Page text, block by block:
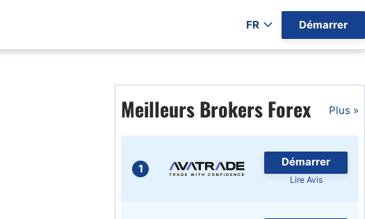
Démarrer
FR
Meilleurs Brokers Forex Plus »
1
Démarrer
Lire Avis